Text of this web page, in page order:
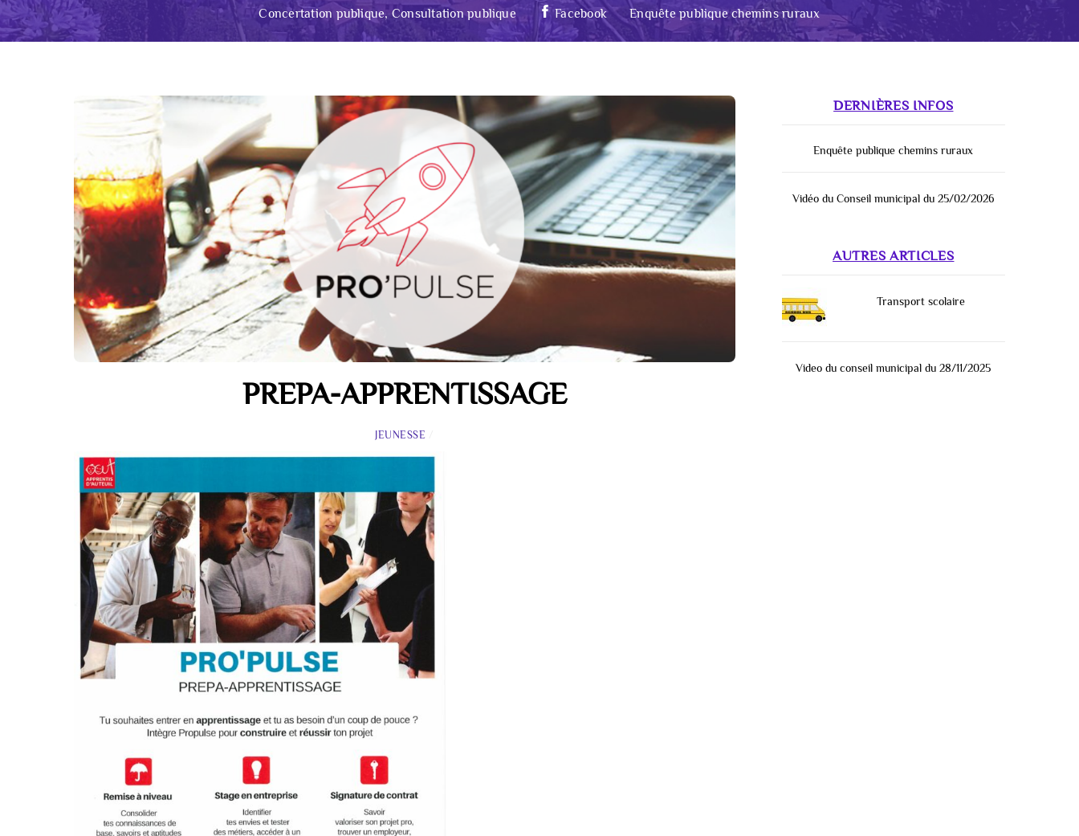
Concertation publique, Consultation publique Facebook Enquête publique chemins ruraux
PREPA-APPRENTISSAGE
JEUNESSE
DERNIÈRES INFOS
Enquête publique chemins ruraux
Vidéo du Conseil municipal du 25/02/2026
AUTRES ARTICLES
Transport scolaire
Video du conseil municipal du 28/11/2025